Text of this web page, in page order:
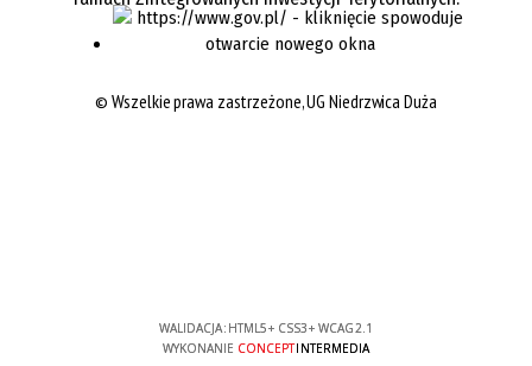
©Wszelkie prawa zastrzeżone, UG Niedrzwica Duża
WALIDACJA: HTML5+ CSS3+ WCAG 2.1
WYKONANIE CONCEPTINTERMEDIA